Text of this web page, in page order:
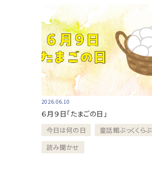
2026.06.10
６月９日「たまごの日」
今日は何の日
童話館ぶっくくらぶ
読み聞かせ